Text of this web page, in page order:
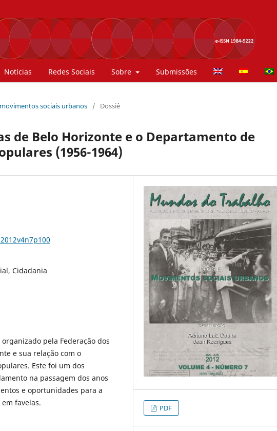
Notícias Redes Sociais Sobre Submissões
sociais urbanos / Dossiê
de Belo Horizonte e o Departamento de
(1956-1964)
Cidadania
pela Federação dos
e sua relação com o
Este foi um dos
na passagem dos anos
e oportunidades para a
favelas.
PDF